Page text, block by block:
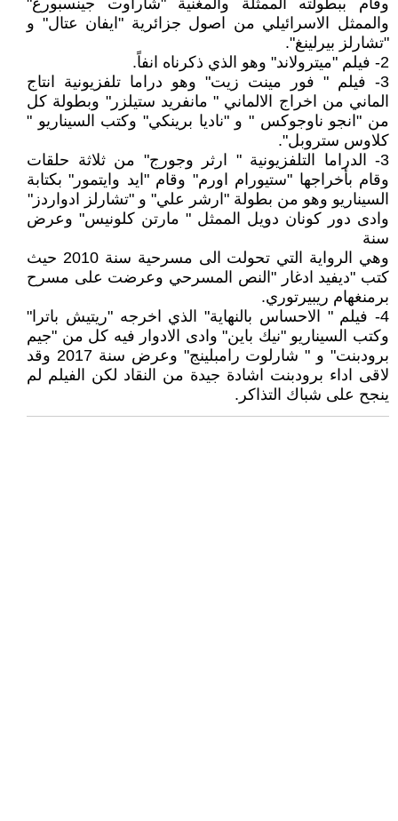
وقام ببطولته الممثلة والمغنية "شاراوت جينسبورغ"
والممثل الاسرائيلي من اصول جزائرية "ايفان عتال" و
"تشارلز بيرلينغ".
2- فيلم "ميترولاند" وهو الذي ذكرناه انفاً.
3- فيلم " فور مينت زيت" وهو دراما تلفزيونية انتاج
الماني من اخراج الالماني " مانفريد ستيلزر" وبطولة كل
من "انجو ناوجوكس " و "ناديا برينكي" وكتب السيناريو "
كلاوس ستروبل".
3- الدراما التلفزيونية " ارثر وجورج" من ثلاثة حلقات
وقام بأخراجها "ستيورام اورم" وقام "ايد وايتمور" بكتابة
السيناريو وهو من بطولة "ارشر علي" و "تشارلز ادواردز"
وادى دور كونان دويل الممثل " مارتن كلونيس" وعرض
سنة
وهي الرواية التي تحولت الى مسرحية سنة 2010 حيث
كتب "ديفيد ادغار "النص المسرحي وعرضت على مسرح
برمنغهام ريبيرتوري.
4- فيلم " الاحساس بالنهاية" الذي اخرجه "ريتيش باترا"
وكتب السيناريو "نيك باين" وادى الادوار فيه كل من "جيم
برودبنت" و " شارلوت رامبلينج" وعرض سنة 2017 وقد
لاقى اداء برودبنت اشادة جيدة من النقاد لكن الفيلم لم
ينجح على شباك التذاكر.